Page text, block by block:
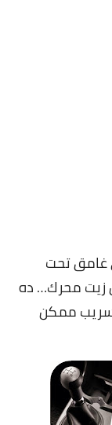
غامق تحت
زيت محرك… ده
ممكن